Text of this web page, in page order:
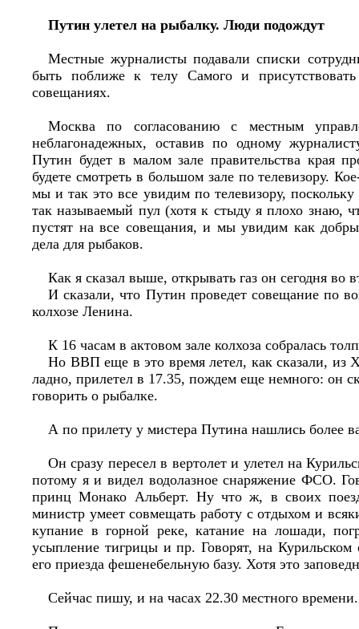
Путин улетел на рыбалку. Люди подождут
Местные журналисты подавали списки
быть поближе к телу Самого и присутствовать
совещаниях.
Москва по согласованию с местным
неблагонадежных, оставив по одному
Путин будет в малом зале правительства края
будете смотреть в большом зале по телевизору.
мы и так это все увидим по телевизору,
так называемый пул (хотя к стыду я плохо знаю,
пустят на все совещания, и мы увидим как
дела для рыбаков.
Как я сказал выше, открывать газ он сегодня во
И сказали, что Путин проведет совещание по
колхозе Ленина.
К 16 часам в актовом зале колхоза собралась
Но ВВП еще в это время летел, как сказали, из
ладно, прилетел в 17.35, пождем еще немного: он
говорить о рыбалке.
А по прилету у мистера Путина нашлись более
Он сразу пересел в вертолет и улетел на
потому я и видел водолазное снаряжение ФСО.
принц Монако Альберт. Ну что ж, в своих
министр умеет совмещать работу с отдыхом и
купание в горной реке, катание на лошади,
усыпление тигрицы и пр. Говорят, на
его приезда фешенебельную базу. Хотя это
Сейчас пишу, и на часах 22.30 местного времени.